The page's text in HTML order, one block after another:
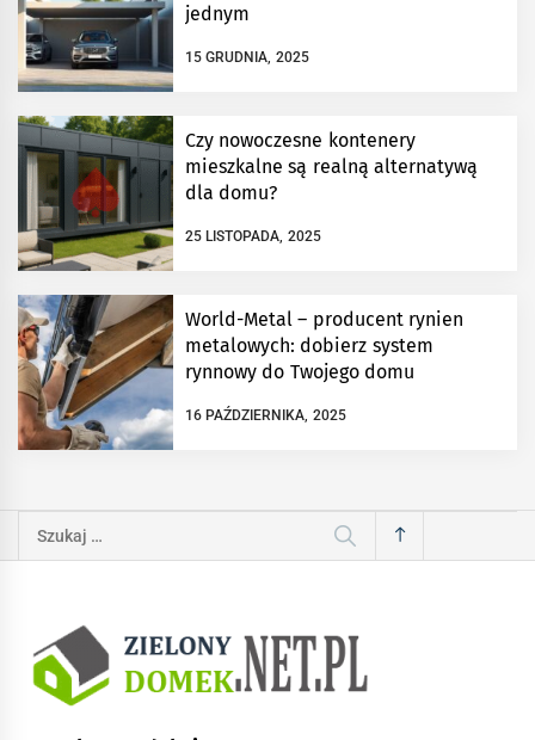
jednym
15 GRUDNIA, 2025
Czy nowoczesne kontenery
mieszkalne są realną alternatywą
dla domu?
25 LISTOPADA, 2025
World-Metal – producent rynien
metalowych: dobierz system
rynnowy do Twojego domu
16 PAŹDZIERNIKA, 2025
Szukaj: